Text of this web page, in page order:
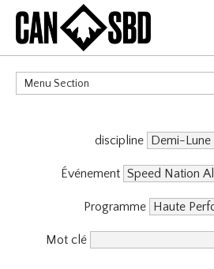
Menu Section
discipline
Événement
Programme
Mot clé